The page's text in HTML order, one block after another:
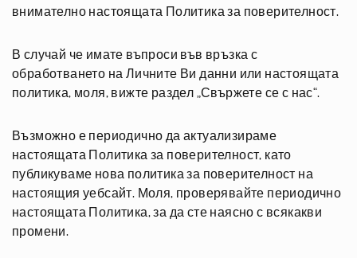
внимателно настоящата Политика за поверителност.
В случай че имате въпроси във връзка с
обработването на Личните Ви данни или настоящата
политика, моля, вижте раздел „Свържете се с нас“.
Възможно е периодично да актуализираме
настоящата Политика за поверителност, като
публикуваме нова политика за поверителност на
настоящия уебсайт. Моля, проверявайте периодично
настоящата Политика, за да сте наясно с всякакви
промени.